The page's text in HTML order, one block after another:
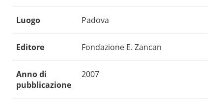
Luogo Padova
Editore Fondazione E. Zancan
Anno di
pubblicazione
2007